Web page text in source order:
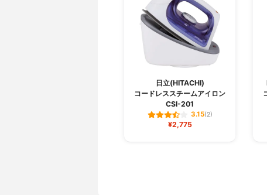
日立(HITACHI)
コードレススチームアイロン
CSI-201
3.15(2)
¥2,775